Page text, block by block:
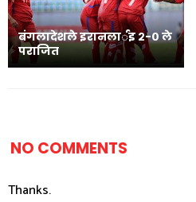
बंगलादेशले इरानलार्इ २-० ले
पराजित
NO COMMENTS
Thanks.